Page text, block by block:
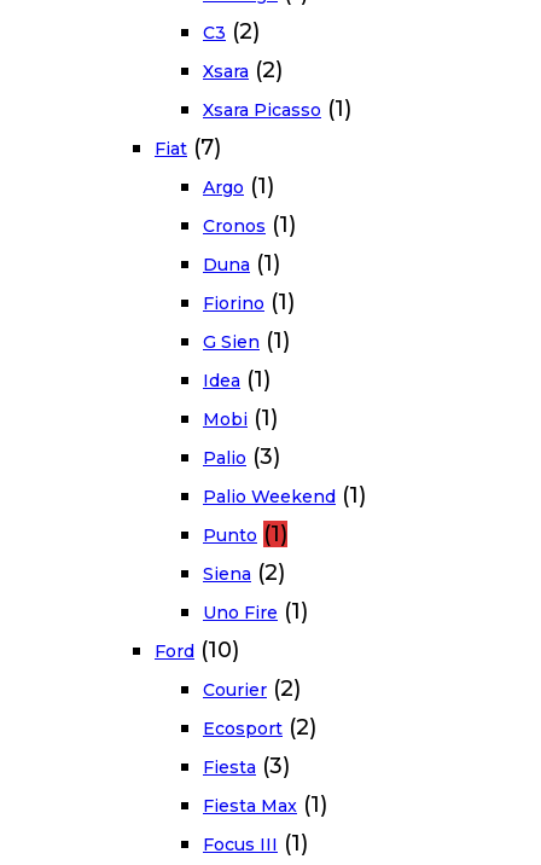
C3 (2)
Xsara (2)
Xsara Picasso (1)
Fiat (7)
Argo (1)
Cronos (1)
Duna (1)
Fiorino (1)
G Sien (1)
Idea (1)
Mobi (1)
Palio (3)
Palio Weekend (1)
Punto (1)
Siena (2)
Uno Fire (1)
Ford (10)
Courier (2)
Ecosport (2)
Fiesta (3)
Fiesta Max (1)
Focus III (1)